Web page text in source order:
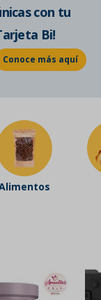
con tu
Bi!
Conoce más aquí